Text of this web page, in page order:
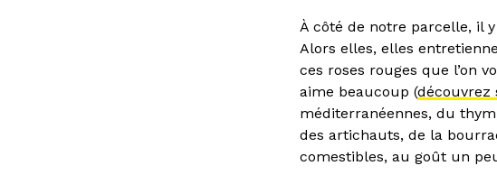
À côté de notre parcelle, il
Alors elles, elles
ces roses rouges que l’on
aime beaucoup (découvrez
méditerranéennes, du
des artichauts, de la
comestibles, au goût un